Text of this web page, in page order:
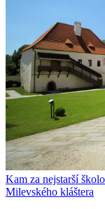
Kam za nejstarší
Milevského kláštera